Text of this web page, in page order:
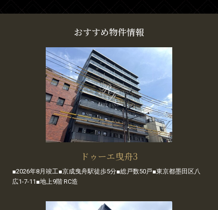
おすすめ物件情報
ドゥーエ曳舟3
■2026年8月竣工■京成曳舟駅徒歩5分■総戸数50戸■東京都墨田区八
広1-7-11■地上9階 RC造